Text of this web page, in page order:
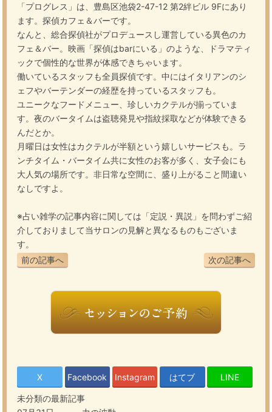
「プログレス」は、豊島区池袋2-47-12 第2絆ビル 9Fにあり
ます。探偵カフェ＆バーです。
なんと、総合探偵社がプロデュースし運営している異色のカ
フェ＆バー。映画「探偵はbarにいる」のような、ドラマティ
ックで個性的な世界が体感できちゃいます。
働いているスタッフも全員探偵です。中にはイタリアンのシ
ェフやバーテンダーの経歴を持っているスタッフも。
ユニークなフードメニュー、珍しいカクテルが揃っていま
す。夜のバータイムは盗聴発見や指紋採取などが体験できる
んだとか。
月曜日は女性はカクテルが半額という嬉しいサービスも。ラ
ンチタイム・バータイム共に女性のお客が多く、女子会にも
大人気の場所です。非日常な空間に、盛り上がること間違い
なしですよ。
※占い雑学の記事内容に関しては「定説・異説」を問わずご紹
介しておりまして当サロンの見解と異なるものもございま
す。
次の記事へ
前の記事へ
X Facebook Instagram はてブ LINE
未分類の最新記事